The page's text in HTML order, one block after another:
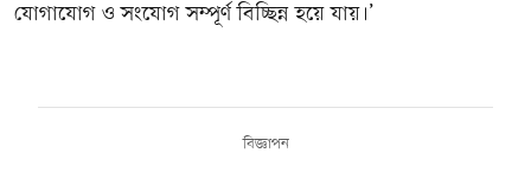
যোগাযোগ ও সংযোগ সম্পূর্ণ বিচ্ছিন্ন হয়ে যায়।’
বিজ্ঞাপন